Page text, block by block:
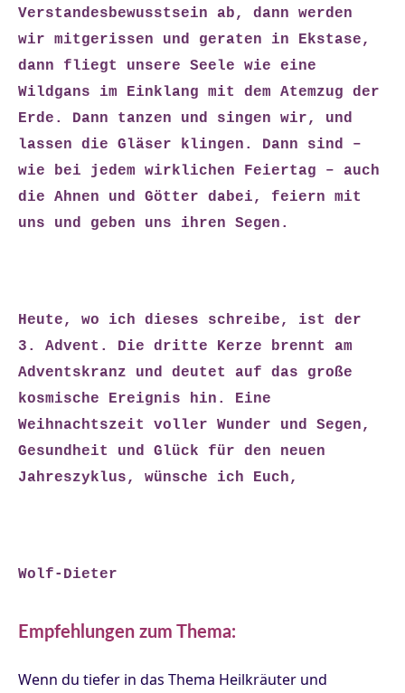
Verstandesbewusstsein ab, dann werden
wir mitgerissen und geraten in Ekstase,
dann fliegt unsere Seele wie eine
Wildgans im Einklang mit dem Atemzug der
Erde. Dann tanzen und singen wir, und
lassen die Gläser klingen. Dann sind –
wie bei jedem wirklichen Feiertag – auch
die Ahnen und Götter dabei, feiern mit
uns und geben uns ihren Segen.
Heute, wo ich dieses schreibe, ist der
3. Advent. Die dritte Kerze brennt am
Adventskranz und deutet auf das große
kosmische Ereignis hin. Eine
Weihnachtszeit voller Wunder und Segen,
Gesundheit und Glück für den neuen
Jahreszyklus, wünsche ich Euch,
Wolf-Dieter
Empfehlungen zum Thema:
Wenn du tiefer in das Thema Heilkräuter und